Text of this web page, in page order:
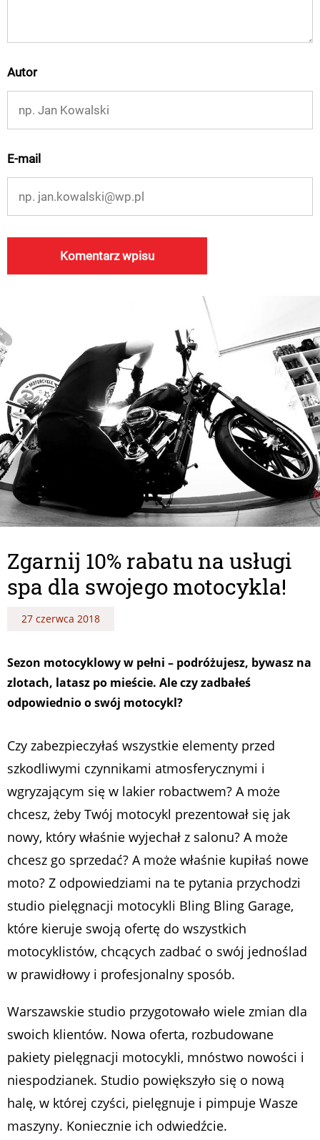
Autor
E-mail
Zgarnij 10% rabatu na usługi
spa dla swojego motocykla!
27 czerwca 2018
Sezon motocyklowy w pełni – podróżujesz, bywasz na
zlotach, latasz po mieście. Ale czy zadbałeś
odpowiednio o swój motocykl?
Czy zabezpieczyłaś wszystkie elementy przed
szkodliwymi czynnikami atmosferycznymi i
wgryzającym się w lakier robactwem? A może
chcesz, żeby Twój motocykl prezentował się jak
nowy, który właśnie wyjechał z salonu? A może
chcesz go sprzedać? A może właśnie kupiłaś nowe
moto? Z odpowiedziami na te pytania przychodzi
studio pielęgnacji motocykli Bling Bling Garage,
które kieruje swoją ofertę do wszystkich
motocyklistów, chcących zadbać o swój jednoślad
w prawidłowy i profesjonalny sposób.
Warszawskie studio przygotowało wiele zmian dla
swoich klientów. Nowa oferta, rozbudowane
pakiety pielęgnacji motocykli, mnóstwo nowości i
niespodzianek. Studio powiększyło się o nową
halę, w której czyści, pielęgnuje i pimpuje Wasze
maszyny. Koniecznie ich odwiedźcie.